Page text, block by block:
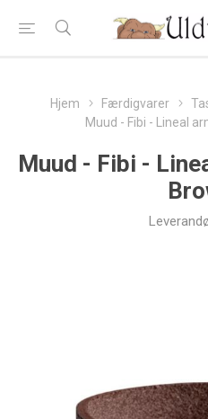
Hjem Færdigvarer
Muud - Fibi - Lineal
Muud - Fibi -